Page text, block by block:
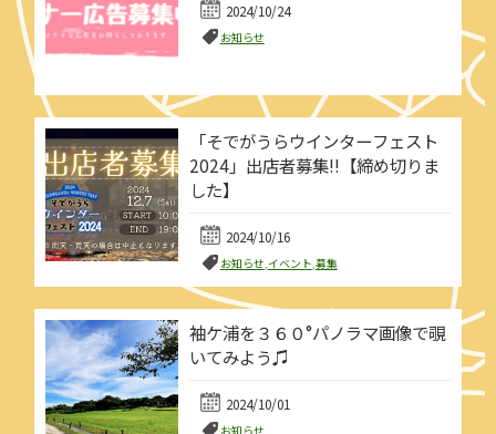
2024/10/24
お知らせ
「そでがうらウインターフェスト
2024」出店者募集!!【締め切りま
した】
2024/10/16
お知らせ,イベント,募集
袖ケ浦を３６０°パノラマ画像で覗
いてみよう♫
2024/10/01
お知らせ